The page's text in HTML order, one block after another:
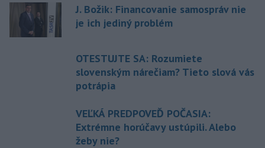
J. Božik: Financovanie samospráv nie
je ich jediný problém
OTESTUJTE SA: Rozumiete
slovenským nárečiam? Tieto slová vás
potrápia
VEĽKÁ PREDPOVEĎ POČASIA:
Extrémne horúčavy ustúpili. Alebo
žeby nie?